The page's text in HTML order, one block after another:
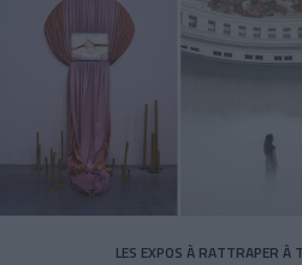
LES EXPOS À RATTRAPER À